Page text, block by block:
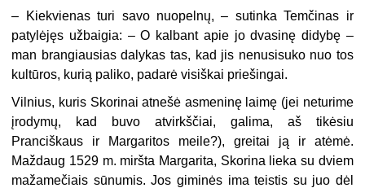
– Kiekvienas turi savo nuopelnų, – sutinka Temčinas ir
patylėjęs užbaigia: – O kalbant apie jo dvasinę didybę –
man brangiausias dalykas tas, kad jis nenusisuko nuo tos
kultūros, kurią paliko, padarė visiškai priešingai.
Vilnius, kuris Skorinai atnešė asmeninę laimę (jei neturime
įrodymų, kad buvo atvirkščiai, galima, aš tikėsiu
Pranciškaus ir Margaritos meile?), greitai ją ir atėmė.
Maždaug 1529 m. miršta Margarita, Skorina lieka su dviem
mažamečiais sūnumis. Jos giminės ima teistis su juo dėl